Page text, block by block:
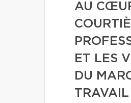
AU
ET LES
DU
TRAVAIL